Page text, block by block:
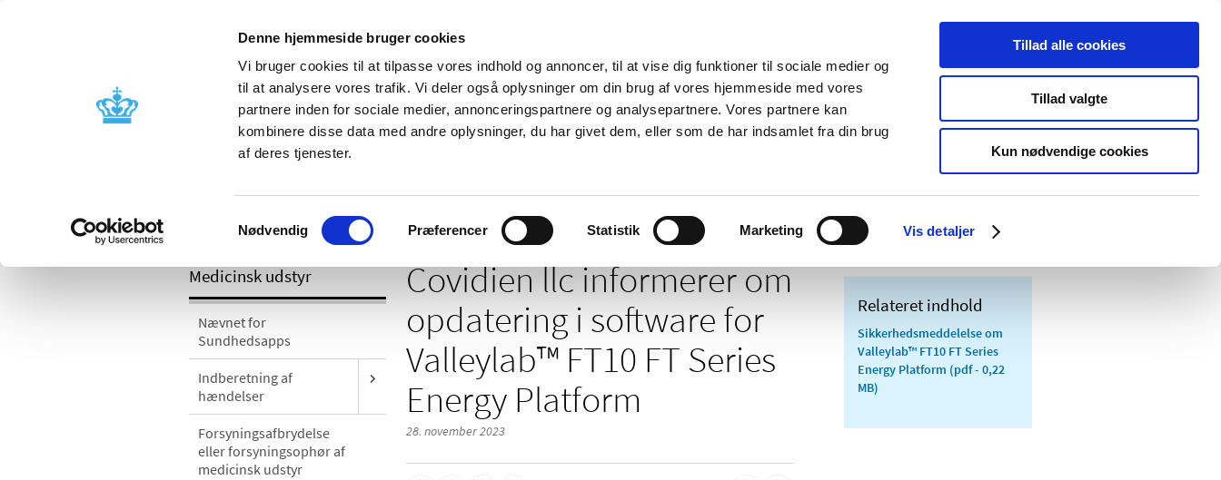
Denne hjemmeside bruger cookies
Vi bruger cookies til at tilpasse vores indhold og annoncer, til at vise dig funktioner til sociale medier og
til at analysere vores trafik. Vi deler også oplysninger om din brug af vores hjemmeside med vores
partnere inden for sociale medier, annonceringspartnere og analysepartnere. Vores partnere kan
kombinere disse data med andre oplysninger, du har givet dem, eller som de har indsamlet fra din brug
af deres tjenester.
Samtykkevalg
Nødvendig Præferencer Statistik Marketing Vis detaljer
Tillad alle cookies
Tillad valgte
Kun nødvendige cookies
Nyheder Om os Kontakt Udgivelser
Godkendelse og
Bivirkninger og
produktinformation
Tilskud og
Apoteker og salg af
Medicinsk
Særlige
produktområder
Medicinsk udstyr
Nævnet for
Sundhedsapps
Indberetning af
hændelser
Forsyningsafbrydelse
eller forsyningsophør af
medicinsk udstyr
Covidien llc informerer om
opdatering i software for
Valleylab™ FT10 FT Series
Energy Platform
28. november 2023
Relateret indhold
Sikkerhedsmeddelelse om
Valleylab™ FT10 FT Series
Energy Platform (pdf - 0,22
MB)